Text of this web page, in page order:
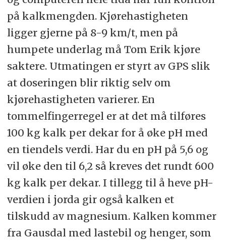
på kalkmengden. Kjørehastigheten
ligger gjerne på 8-9 km/t, men på
humpete underlag må Tom Erik kjøre
saktere. Utmatingen er styrt av GPS slik
at doseringen blir riktig selv om
kjørehastigheten varierer. En
tommelfingerregel er at det må tilføres
100 kg kalk per dekar for å øke pH med
en tiendels verdi. Har du en pH på 5,6 og
vil øke den til 6,2 så kreves det rundt 600
kg kalk per dekar. I tillegg til å heve pH-
verdien i jorda gir også kalken et
tilskudd av magnesium. Kalken kommer
fra Gausdal med lastebil og henger, som